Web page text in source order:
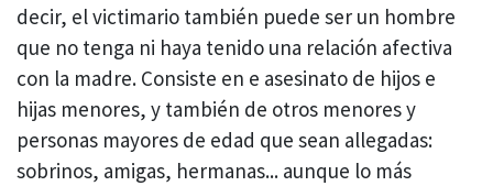
decir, el victimario también puede ser un hombre
que no tenga ni haya tenido una relación afectiva
con la madre. Consiste en e asesinato de hijos e
hijas menores, y también de otros menores y
personas mayores de edad que sean allegadas:
sobrinos, amigas, hermanas... aunque lo más